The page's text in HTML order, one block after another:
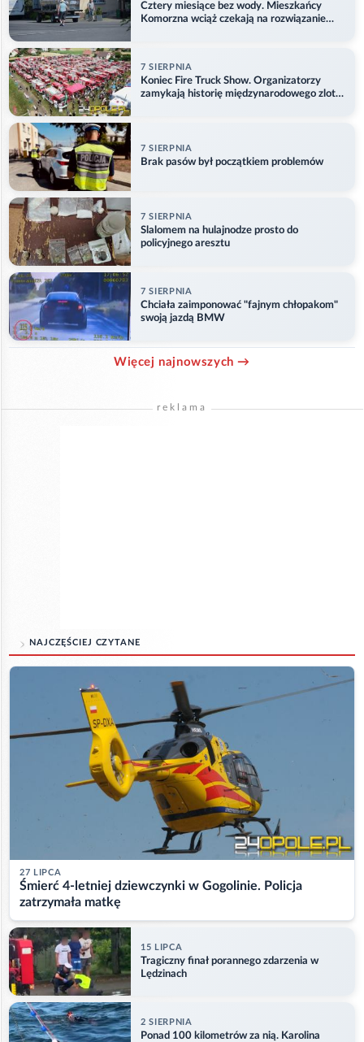
Cztery miesiące bez wody. Mieszkańcy
Komorzna wciąż czekają na rozwiązanie
7 SIERPNIA
Koniec Fire Truck Show. Organizatorzy
zamykają historię międzynarodowego zlotu
7 SIERPNIA
Brak pasów był początkiem problemów
7 SIERPNIA
Slalomem na hulajnodze prosto do
policyjnego aresztu
7 SIERPNIA
Chciała zaimponować "fajnym chłopakom"
swoją jazdą BMW
Więcej najnowszych →
reklama
NAJCZĘŚCIEJ CZYTANE
27 LIPCA
Śmierć 4-letniej dziewczynki w Gogolinie. Policja
zatrzymała matkę
15 LIPCA
Tragiczny finał porannego zdarzenia w
Lędzinach
2 SIERPNIA
Ponad 100 kilometrów za nią. Karolina